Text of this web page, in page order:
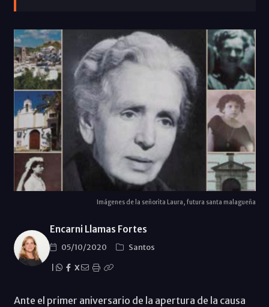
Imágenes de la señorita Laura, futura santa malagueña
Encarni Llamas Fortes
05/10/2020
Santos
X
Ante el primer aniversario de la apertura de la causa